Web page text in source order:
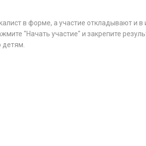
в форме, а участие откладывают и в
"Начать участие" и закрепите
детям.